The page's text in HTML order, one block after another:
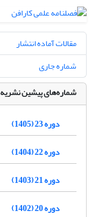
مقالات آماده انتشار
شماره جاری
شماره‌های پیشین نشریه
دوره 23 (1405)
دوره 22 (1404)
دوره 21 (1403)
دوره 20 (1402)